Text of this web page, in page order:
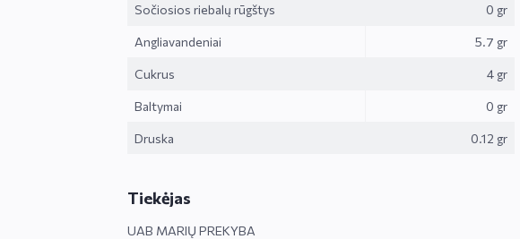
Sočiosios riebalų rūgštys 0 gr
Angliavandeniai 5.7 gr
Cukrus 4 gr
Baltymai 0 gr
Druska 0.12 gr
Tiekėjas
UAB MARIŲ PREKYBA